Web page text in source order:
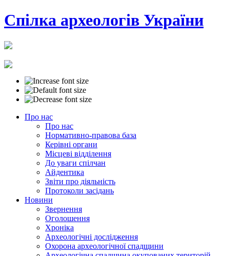
Cпілка археологів України
Про нас
Про нас
Нормативно-правова база
Керівні органи
Місцеві відділення
До уваги спілчан
Айдентика
Звіти про діяльність
Протоколи засідань
Новини
Звернення
Оголошення
Хроніка
Археологічні дослідження
Охорона археологічної спадщини